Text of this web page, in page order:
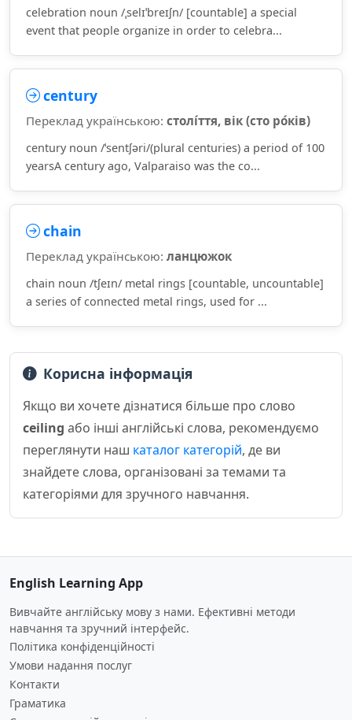
celebration noun /ˌselɪˈbreɪʃn/ [countable] a special
event that people organize in order to celebra...
century
Переклад українською: столі́ття, вік (сто ро́ків)
century noun /ˈsentʃəri/(plural centuries) a period of 100
yearsA century ago, Valparaiso was the co...
chain
Переклад українською: ланцюжок
chain noun /tʃeɪn/ metal rings [countable, uncountable]
a series of connected metal rings, used for ...
Корисна інформація
Якщо ви хочете дізнатися більше про слово
ceiling або інші англійські слова, рекомендуємо
переглянути наш каталог категорій, де ви
знайдете слова, організовані за темами та
категоріями для зручного навчання.
English Learning App
Вивчайте англійську мову з нами. Ефективні методи
навчання та зручний інтерфейс.
Політика конфіденційності
Умови надання послуг
Контакти
Граматика